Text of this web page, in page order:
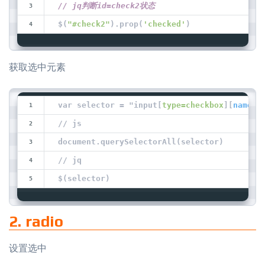
// jq判断id=check2状态
$( "#check2" ).prop( 'checked' )
获取选中元素
var selector = "input[ type=checkbox
// js
document.querySelectorAll(selector)
// jq
$(selector)
2. radio
设置选中